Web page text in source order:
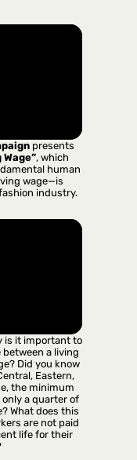
presents
Wage”, which
human
wage—is
industry.
is it important to
a living
Did you know
Eastern,
the minimum
only a quarter of
What does this
are not paid
life for their